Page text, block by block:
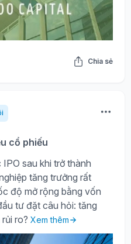
Chia sẻ
cổ phiếu
sau khi trở thành
tăng trưởng rất
độ mở rộng bằng vốn
tư đặt câu hỏi: tăng
ro? Xem thêm